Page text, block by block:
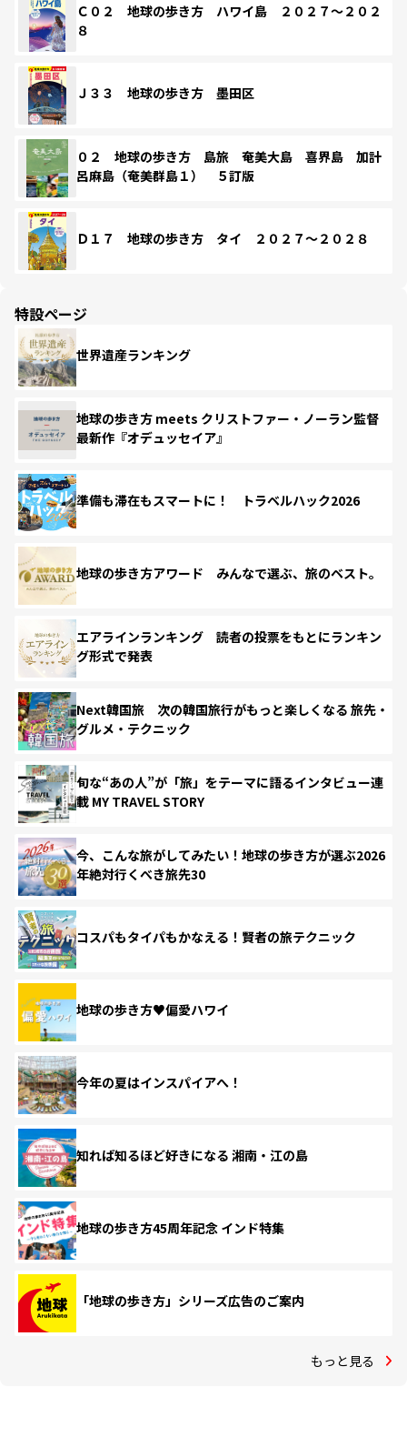
Ｃ０２ 地球の歩き方 ハワイ島 ２０２７～２０２
８
Ｊ３３ 地球の歩き方 墨田区
０２ 地球の歩き方 島旅 奄美大島 喜界島 加計
呂麻島（奄美群島１） ５訂版
Ｄ１７ 地球の歩き方 タイ ２０２７～２０２８
特設ページ
世界遺産ランキング
地球の歩き方 meets クリストファー・ノーラン監督
最新作『オデュッセイア』
準備も滞在もスマートに！ トラベルハック2026
地球の歩き方アワード みんなで選ぶ、旅のベスト。
エアラインランキング 読者の投票をもとにランキン
グ形式で発表
Next韓国旅 次の韓国旅行がもっと楽しくなる 旅先・
グルメ・テクニック
旬な“あの人”が「旅」をテーマに語るインタビュー連
載 MY TRAVEL STORY
今、こんな旅がしてみたい！地球の歩き方が選ぶ2026
年絶対行くべき旅先30
コスパもタイパもかなえる！賢者の旅テクニック
地球の歩き方♥偏愛ハワイ
今年の夏はインスパイアへ！
知れば知るほど好きになる 湘南・江の島
地球の歩き方45周年記念 インド特集
「地球の歩き方」シリーズ広告のご案内
もっと見る